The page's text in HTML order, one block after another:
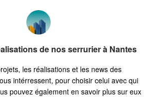
de nos serrurier à Nantes
les réalisations et les news des
intérressent, pour choisir celui avec qui
pouvez également en savoir plus sur eux